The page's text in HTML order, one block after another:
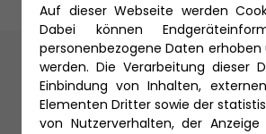
Unsere
Auf dieser Webseite werden
Dabei können
personenbezogene Daten
werden. Die Verarbeitung dieser
Einbindung von Inhalten,
Elementen Dritter sowie der
von Nutzerverhalten, der Anzeige